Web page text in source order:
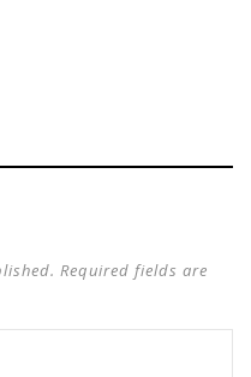
Required fields are